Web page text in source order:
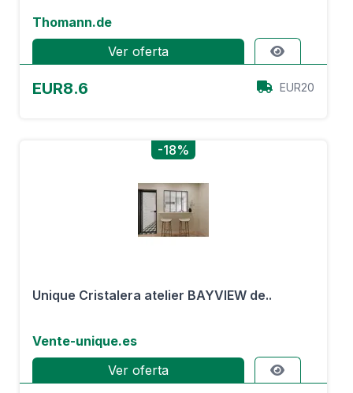
Thomann.de
Ver oferta
EUR8.6 EUR20
-18%
Unique Cristalera atelier BAYVIEW de..
Vente-unique.es
Ver oferta